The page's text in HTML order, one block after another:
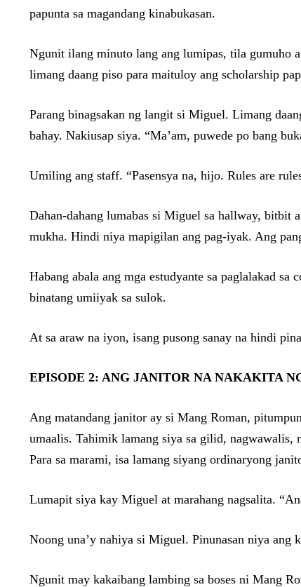
papunta sa magandang kinabukasan.
Ngunit ilang minuto lang ang lumipas, tila gumuho
limang daang piso para maituloy ang scholarship
Parang binagsakan ng langit si Miguel. Limang
bahay. Nakiusap siya. “Ma’am, puwede po bang
Umiling ang staff. “Pasensya na, hijo. Rules are
Dahan-dahang lumabas si Miguel sa hallway, bitbit
mukha. Hindi niya mapigilan ang pag-iyak. Ang
Habang abala ang mga estudyante sa paglalakad
binatang umiiyak sa sulok.
At sa araw na iyon, isang pusong sanay na hindi
EPISODE 2: ANG JANITOR NA NAKAKITA
Ang matandang janitor ay si Mang Roman,
umaalis. Tahimik lamang siya sa gilid, nagwawalis,
Para sa marami, isa lamang siyang ordinaryong
Lumapit siya kay Miguel at marahang nagsalita.
Noong una’y nahiya si Miguel. Pinunasan niya ang
Ngunit may kakaibang lambing sa boses ni Mang